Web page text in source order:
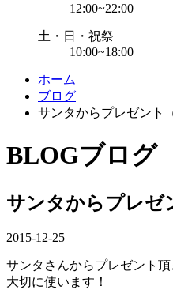
12:00~22:00
土・日・祝祭
10:00~18:00
ホーム
ブログ
サンタからプレゼント
BLOGブログ
サンタからプレゼ
2015-12-25
サンタさんからプレゼント頂
大切に使います！